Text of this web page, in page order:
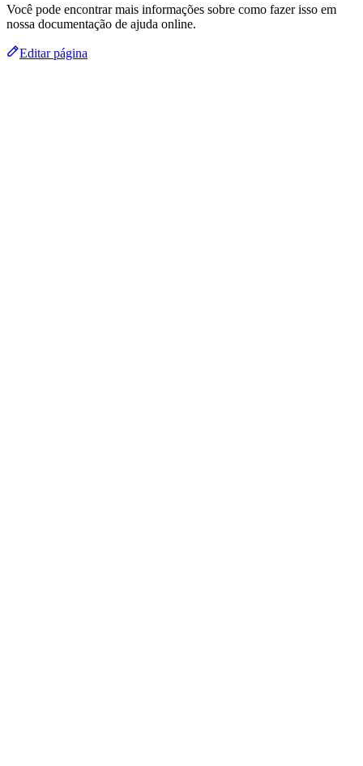
Você pode encontrar mais informações sobre como fazer isso em
nossa documentação de ajuda online.
Editar página